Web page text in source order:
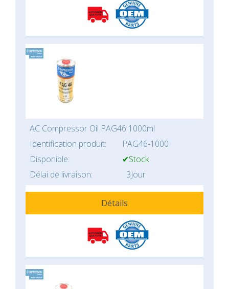
AC Compressor Oil PAG46 1000ml
Identification produit:
PAG46-1000
Disponible:
✔Stock
Délai de livraison:
3Jour
Détails